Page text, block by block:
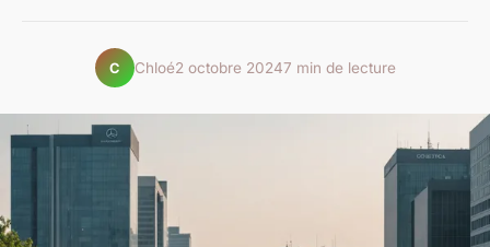
C Chloé2 octobre 20247 min de lecture